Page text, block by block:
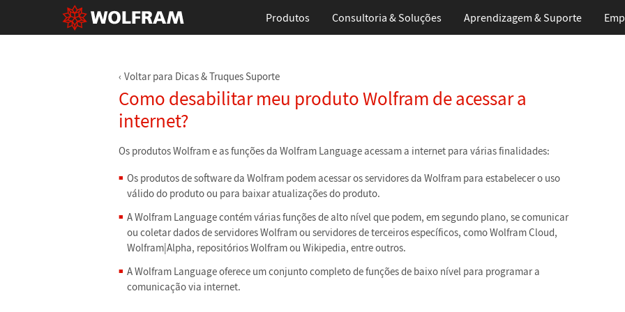
Produtos Consultoria & Soluções Aprendizagem & Suporte
Voltar para Dicas & Truques Suporte
Como desabilitar meu produto Wolfram de acessar a
internet?
Os produtos Wolfram e as funções da Wolfram Language acessam a internet para várias finalidades:
Os produtos de software da Wolfram podem acessar os servidores da Wolfram para estabelecer o uso
válido do produto ou para baixar atualizações do produto.
A Wolfram Language contém várias funções de alto nível que podem, em segundo plano, se comunicar
ou coletar dados de servidores Wolfram ou servidores de terceiros específicos, como Wolfram Cloud,
Wolfram|Alpha, repositórios Wolfram ou Wikipedia, entre outros.
A Wolfram Language oferece um conjunto completo de funções de baixo nível para programar a
comunicação via internet.